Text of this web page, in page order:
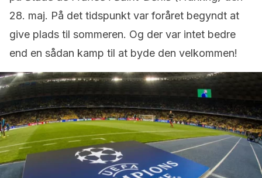
28. maj. På det tidspunkt var foråret begyndt at
give plads til sommeren. Og der var intet bedre
end en sådan kamp til at byde den velkommen!